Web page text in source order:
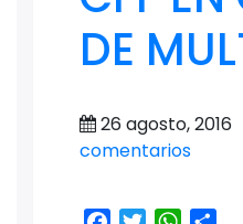
DE
26 agosto, 2016
comentarios